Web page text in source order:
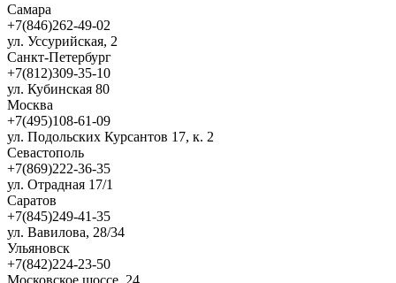
Самара
+7(846)262-49-02
ул. Уссурийская, 2
Санкт-Петербург
+7(812)309-35-10
ул. Кубинская 80
Москва
+7(495)108-61-09
ул. Подольских Курсантов 17, к. 2
Севастополь
+7(869)222-36-35
ул. Отрадная 17/1
Саратов
+7(845)249-41-35
ул. Вавилова, 28/34
Ульяновск
+7(842)224-23-50
Московское шоссе, 24